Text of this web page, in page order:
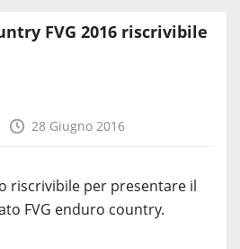
FVG 2016 riscrivibile
28 Giugno 2016
riscrivibile per presentare il
FVG enduro country.